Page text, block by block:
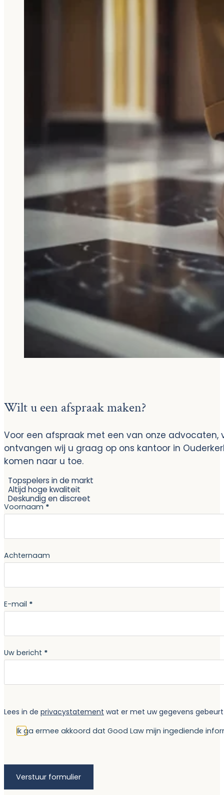
Wilt u een afspraak maken?
Voor een afspraak met een van onze advocaten,
ontvangen wij u graag op ons kantoor in
komen naar u toe.
Topspelers in de markt
Altijd hoge kwaliteit
Deskundig en discreet
Section
Voornaam *
Achternaam
E-mail *
Uw bericht *
Lees in de privacystatement wat er met uw gegevens
Ik ga ermee akkoord dat Good Law mijn ingediende
Verstuur formulier